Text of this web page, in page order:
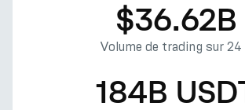
$36.62B
Volume de trading sur 24
184B